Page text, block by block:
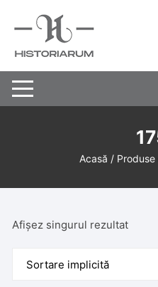
Acasă / Produse
Afișez singurul rezultat